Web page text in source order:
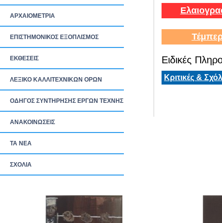
ΑΡΧΑΙΟΜΕΤΡΙΑ
ΕΠΙΣΤΗΜΟΝΙΚΟΣ ΕΞΟΠΛΙΣΜΟΣ
ΕΚΘΕΣΕΙΣ
ΛΕΞΙΚΟ ΚΑΛΛΙΤΕΧΝΙΚΩΝ ΟΡΩΝ
ΟΔΗΓΟΣ ΣΥΝΤΗΡΗΣΗΣ ΕΡΓΩΝ ΤΕΧΝΗΣ
ΑΝΑΚΟΙΝΩΣΕΙΣ
ΤΑ ΝEΑ
ΣΧΟΛΙΑ
Ειδικές
Κριτικές &